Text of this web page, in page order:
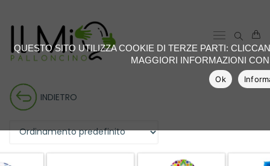
INDIETRO
QUESTO SITO UTILIZZA COOKIE DI TERZE PARTI:
MAGGIORI INFORMAZIONI
Ok